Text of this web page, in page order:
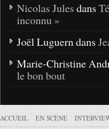
Nicolas Jules dans
inconnu »
Joël Luguern dans
Marie-Christine
le bon bout
ACCUEIL EN SCÈNE